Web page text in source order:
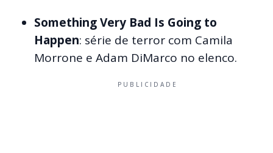
Something Very Bad Is Going to
Happen: série de terror com Camila
Morrone e Adam DiMarco no elenco.
PUBLICIDADE